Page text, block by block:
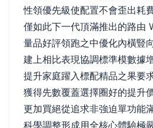
性領優先級使配置不會歪出耗
僅如此下一代頂滿推出的路由
量品好評領跑之中優化內橫豎
建上相比表現協調標準模數據
提升家庭躍入標配精品之果要
獲得先數覆蓋選擇圈好的提升
更加買絕從追求非強迫單功能
科學調整形成用全核心體驗極